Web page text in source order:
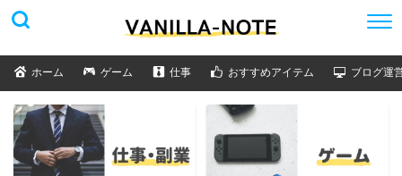
ホーム ゲーム 仕事 おすすめアイテム ブログ運